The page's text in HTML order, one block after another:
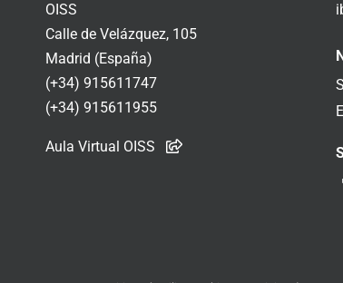
OISS
Calle de Velázquez, 105
Madrid (España)
(+34) 915611747
(+34) 915611955
Aula Virtual OISS